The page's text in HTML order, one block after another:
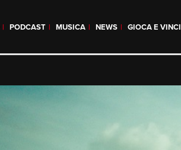
PODCAST MUSICA NEWS GIOCA E VINCI